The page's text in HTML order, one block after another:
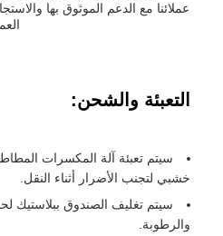
عملائنا مع الدعم الموثوق بها
التعبئة والشحن:
سيتم تعبئة آلة المكسرات
خشبي لتجنب الأضرار أثناء النقل.
سيتم تغليف الصندوق ببلاستيك
والرطوبة.